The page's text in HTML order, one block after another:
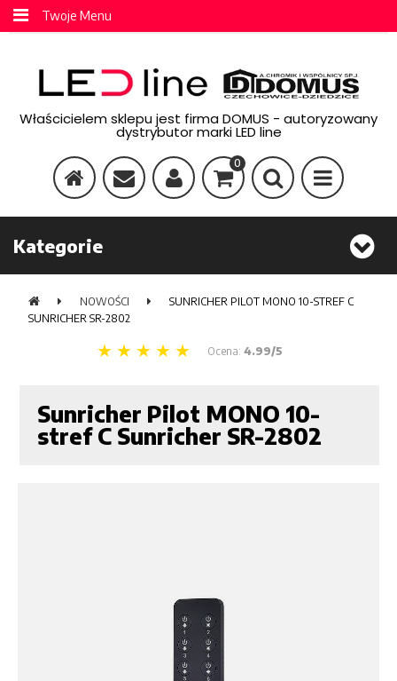
Twoje Menu
Właścicielem sklepu jest firma DOMUS - autoryzowany
dystrybutor marki LED line
0
Kategorie
NOWOŚCI
SUNRICHER PILOT MONO 10-STREF C
SUNRICHER SR-2802
Ocena: 4.99/5
Sunricher Pilot MONO 10-
stref C Sunricher SR-2802